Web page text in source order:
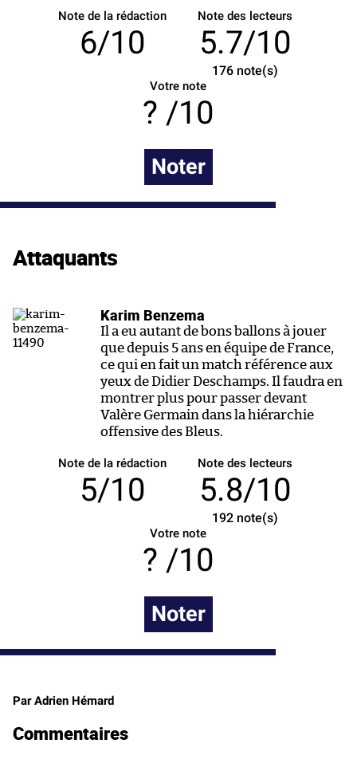
Note de la rédaction
6/10
Note des lecteurs
5.7/10
176note(s)
Votre note
/10
Noter
Attaquants
Karim Benzema
Il a eu autant de bons ballons à jouer
que depuis 5 ans en équipe de France,
ce qui en fait un match référence aux
yeux de Didier Deschamps. Il faudra en
montrer plus pour passer devant
Valère Germain dans la hiérarchie
offensive des Bleus.
Note de la rédaction
5/10
Note des lecteurs
5.8/10
192note(s)
Votre note
/10
Noter
Par Adrien Hémard
Commentaires